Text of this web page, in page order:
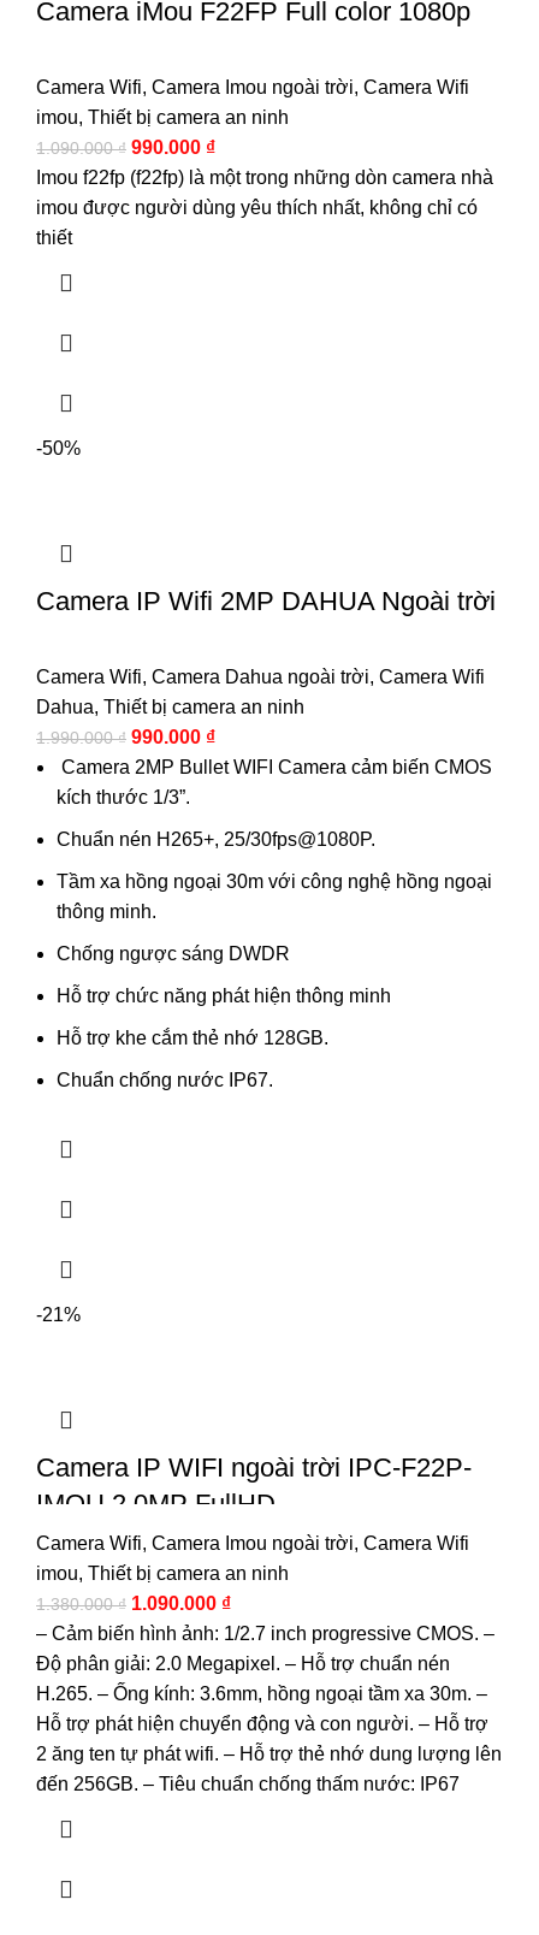
Camera iMou F22FP Full color 1080p
Camera Wifi, Camera Imou ngoài trời, Camera Wifi
imou, Thiết bị camera an ninh
1.090.000₫ 990.000 ₫
Imou f22fp (f22fp) là một trong những dòn camera nhà
imou được người dùng yêu thích nhất, không chỉ có
thiết
-50%
Camera IP Wifi 2MP DAHUA Ngoài trời
Camera Wifi, Camera Dahua ngoài trời, Camera Wifi
Dahua, Thiết bị camera an ninh
1.990.000₫ 990.000 ₫
Camera 2MP Bullet WIFI Camera cảm biến CMOS
kích thước 1/3”.
Chuẩn nén H265+, 25/30fps@1080P.
Tầm xa hồng ngoại 30m với công nghệ hồng ngoại
thông minh.
Chống ngược sáng DWDR
Hỗ trợ chức năng phát hiện thông minh
Hỗ trợ khe cắm thẻ nhớ 128GB.
Chuẩn chống nước IP67.
-21%
Camera IP WIFI ngoài trời IPC-F22P-
IMOU 2.0MP FullHD
Camera Wifi, Camera Imou ngoài trời, Camera Wifi
imou, Thiết bị camera an ninh
1.380.000₫ 1.090.000 ₫
– Cảm biến hình ảnh: 1/2.7 inch progressive CMOS. –
Độ phân giải: 2.0 Megapixel. – Hỗ trợ chuẩn nén
H.265. – Ống kính: 3.6mm, hồng ngoại tầm xa 30m. –
Hỗ trợ phát hiện chuyển động và con người. – Hỗ trợ
2 ăng ten tự phát wifi. – Hỗ trợ thẻ nhớ dung lượng lên
đến 256GB. – Tiêu chuẩn chống thấm nước: IP67